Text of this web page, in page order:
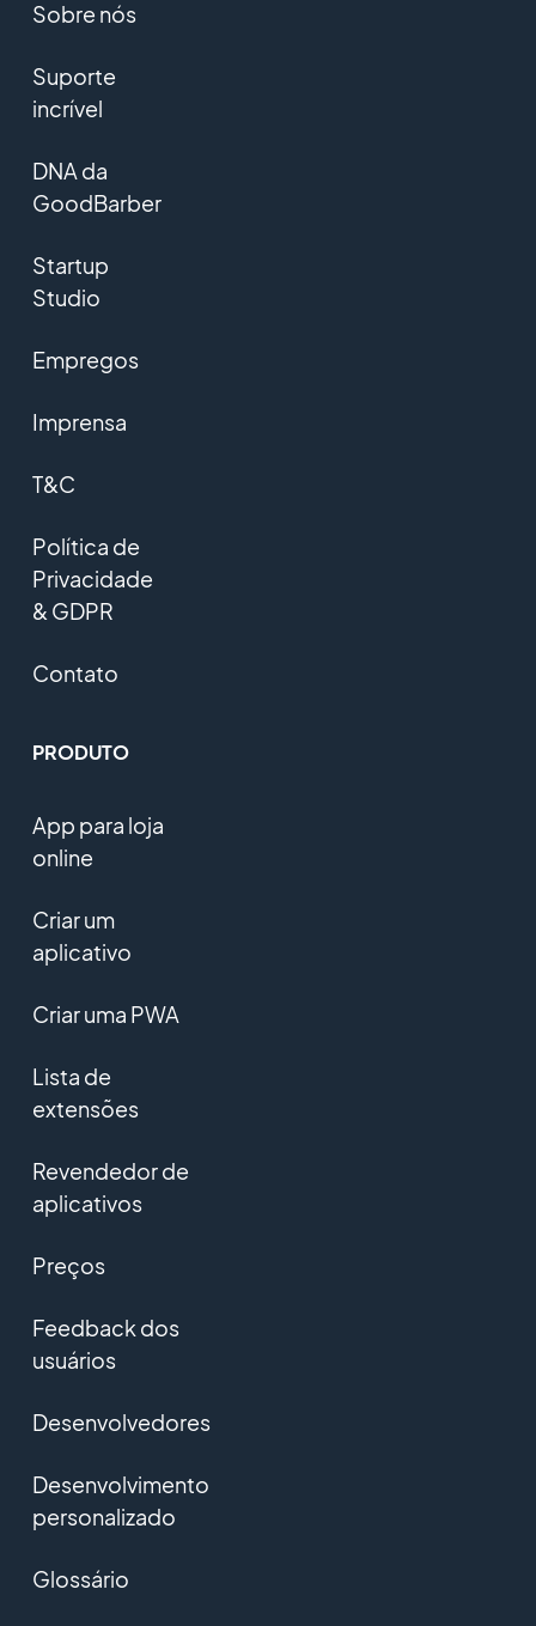
Sobre nós
Suporte
incrível
DNA da
GoodBarber
Startup
Studio
Empregos
Imprensa
T&C
Política de
Privacidade
& GDPR
Contato
PRODUTO
App para loja
online
Criar um
aplicativo
Criar uma PWA
Lista de
extensões
Revendedor de
aplicativos
Preços
Feedback dos
usuários
Desenvolvedores
Desenvolvimento
personalizado
Glossário